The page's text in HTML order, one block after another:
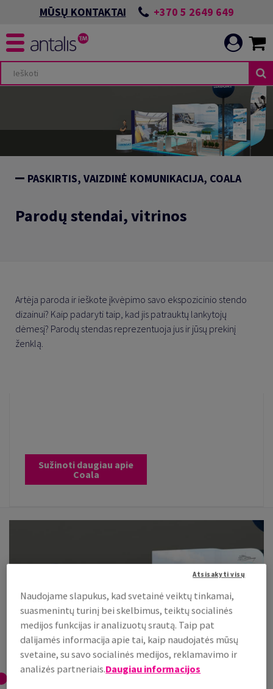
MŪSŲ KONTAKTAI +370 5 2649 649
PASKIRTIS, VAIZDINĖ KOMUNIKACIJA, COALA
Parodų stendai, vitrinos
Artėja paroda ir ieškote įkvėpimo savo ekspozicinio stendo
dizainui? Kaip padaryti taip, kad jis patrauktų lankytojų
dėmesį? Parodų stendas reprezentuoja jus ir jūsų prekinį
ženklą.
Sužinoti daugiau apie
Coala
Naudojame slapukus, kad svetainė veiktų tinkamai,
suasmenintų turinį bei skelbimus, teiktų socialinės
medijos funkcijas ir analizuotų srautą. Taip pat
dalijamės informacija apie tai, kaip naudojatės mūsų
svetaine, su savo socialinės medijos, reklamavimo ir
analizės partneriais.Daugiau informacijos
Atsisakyti visų